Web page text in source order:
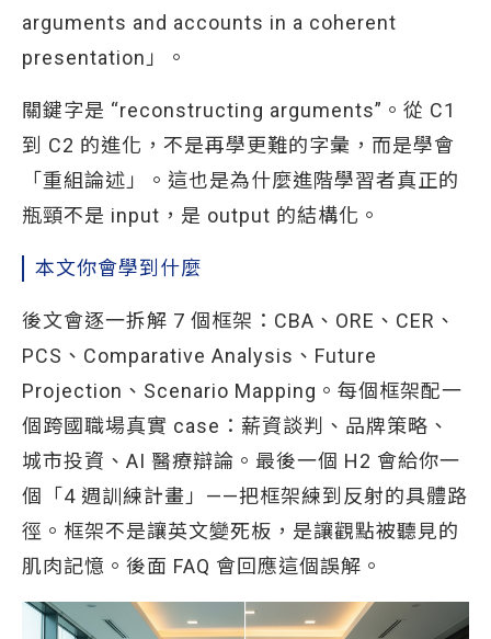
arguments and accounts in a coherent
presentation」。
關鍵字是 “reconstructing arguments”。從 C1
到 C2 的進化，不是再學更難的字彙，而是學會
「重組論述」。這也是為什麼進階學習者真正的
瓶頸不是 input，是 output 的結構化。
本文你會學到什麼
後文會逐一拆解 7 個框架：CBA、ORE、CER、
PCS、Comparative Analysis、Future
Projection、Scenario Mapping。每個框架配一
個跨國職場真實 case：薪資談判、品牌策略、
城市投資、AI 醫療辯論。最後一個 H2 會給你一
個「4 週訓練計畫」——把框架練到反射的具體路
徑。框架不是讓英文變死板，是讓觀點被聽見的
肌肉記憶。後面 FAQ 會回應這個誤解。